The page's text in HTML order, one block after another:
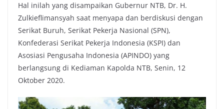
Hal inilah yang disampaikan Gubernur NTB, Dr. H.
Zulkieflimansyah saat menyapa dan berdiskusi dengan
Serikat Buruh, Serikat Pekerja Nasional (SPN),
Konfederasi Serikat Pekerja Indonesia (KSPI) dan
Asosiasi Pengusaha Indonesia (APINDO) yang
berlangsung di Kediaman Kapolda NTB, Senin, 12
Oktober 2020.